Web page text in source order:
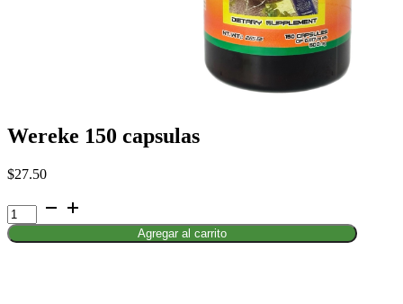
Wereke 150 capsulas
$27.50
Wereke
150
capsulas
Agregar al carrito